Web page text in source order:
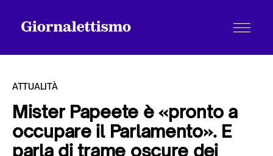
Tutti gli articoli
ATTUALITÀ
Mister Papeete è «pronto a
occupare il Parlamento». E
parla di trame oscure dei